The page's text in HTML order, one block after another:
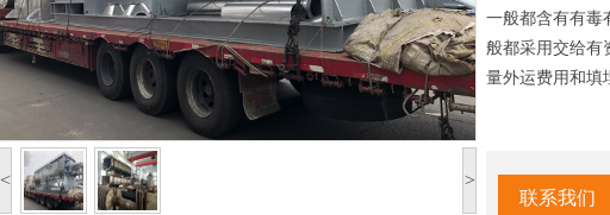
< >
一般都含有有毒
般都采用交给有
量外运费用和填
联系我们